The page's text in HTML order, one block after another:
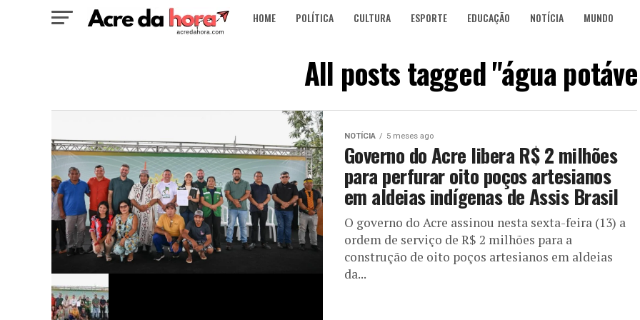
HOME POLÍTICA CULTURA ESPORTE EDUCAÇÃO NOTÍCIA MUNDO
All posts tagged "água
NOTÍCIA 5 meses ago
Governo do Acre libera R$ 2 milhões
para perfurar oito poços artesianos
em aldeias indígenas de Assis Brasil
O governo do Acre assinou nesta sexta-feira (13) a
ordem de serviço de R$ 2 milhões para a
construção de oito poços artesianos em aldeias
da...